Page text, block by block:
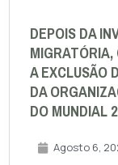
DEPOIS DA
A EXCLUSÃO
DA
DO MUNDIAL
Agosto 6,